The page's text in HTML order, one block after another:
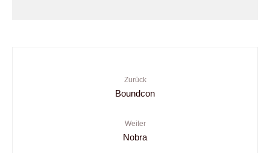
Zurück
Boundcon
Weiter
Nobra